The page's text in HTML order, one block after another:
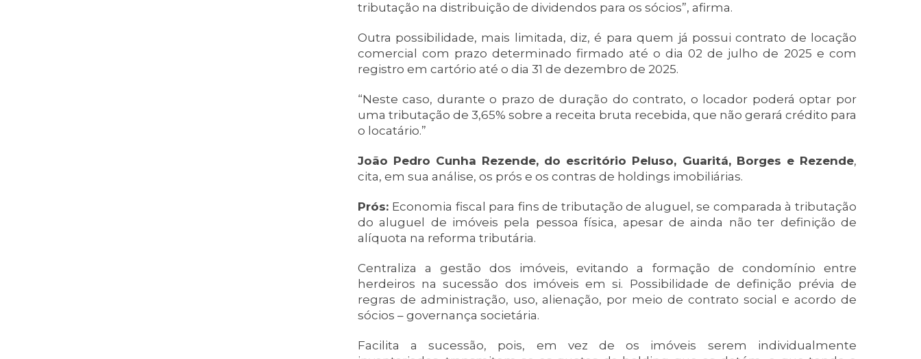
tributação na distribuição de dividendos para os sócios”, afirma.
Outra possibilidade, mais limitada, diz, é para quem já possui contrato de locação
comercial com prazo determinado firmado até o dia 02 de julho de 2025 e com
registro em cartório até o dia 31 de dezembro de 2025.
“Neste caso, durante o prazo de duração do contrato, o locador poderá optar por
uma tributação de 3,65% sobre a receita bruta recebida, que não gerará crédito para
o locatário.”
João Pedro Cunha Rezende, do escritório Peluso, Guaritá, Borges e Rezende,
cita, em sua análise, os prós e os contras de holdings imobiliárias.
Prós: Economia fiscal para fins de tributação de aluguel, se comparada à tributação
do aluguel de imóveis pela pessoa física, apesar de ainda não ter definição de
alíquota na reforma tributária.
Centraliza a gestão dos imóveis, evitando a formação de condomínio entre
herdeiros na sucessão dos imóveis em si. Possibilidade de definição prévia de
regras de administração, uso, alienação, por meio de contrato social e acordo de
sócios – governança societária.
Facilita a sucessão, pois, em vez de os imóveis serem individualmente